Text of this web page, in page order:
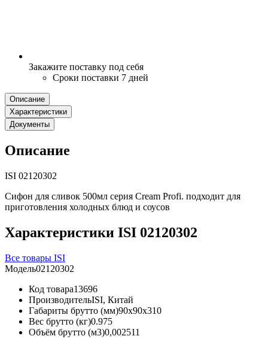
Закажите поставку под себя
Сроки поставки 7 дней
Описание
Характеристики
Документы
Описание
ISI 02120302
Сифон для сливок 500мл серия Cream Profi. подходит для
приготовления холодных блюд и соусов
Характеристики ISI 02120302
Все товары ISI
Модель02120302
Код товара13696
ПроизводительISI, Китай
Габариты брутто (мм)90x90x310
Вес брутто (кг)0.975
Объём брутто (м3)0,002511